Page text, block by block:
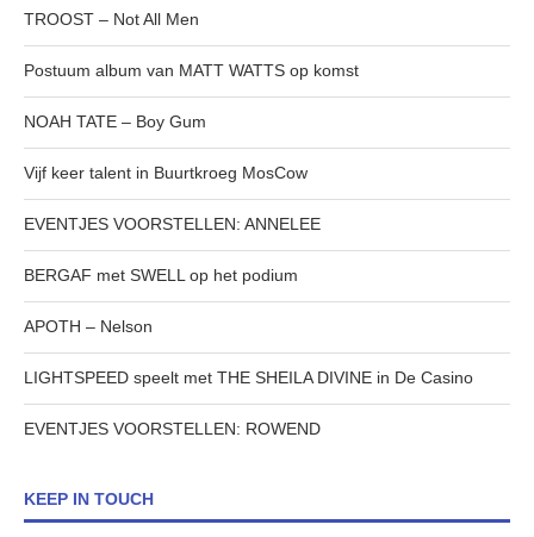
TROOST – Not All Men
Postuum album van MATT WATTS op komst
NOAH TATE – Boy Gum
Vijf keer talent in Buurtkroeg MosCow
EVENTJES VOORSTELLEN: ANNELEE
BERGAF met SWELL op het podium
APOTH – Nelson
LIGHTSPEED speelt met THE SHEILA DIVINE in De Casino
EVENTJES VOORSTELLEN: ROWEND
KEEP IN TOUCH